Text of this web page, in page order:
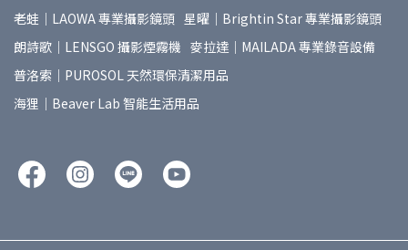
老蛙｜LAOWA 專業攝影鏡頭 星曜｜Brightin Star 專業攝影鏡頭
朗詩歌｜LENSGO 攝影煙霧機 麥拉達｜MAILADA 專業錄音設備
普洛索｜PUROSOL 天然環保清潔用品
海狸｜Beaver Lab 智能生活用品